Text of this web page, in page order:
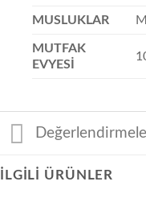
MUSLUKLAR
MUTFAK
EVYESİ
İLGILI ÜRÜNLER